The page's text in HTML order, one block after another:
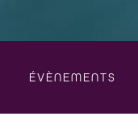
ÉVÈNEMENTS